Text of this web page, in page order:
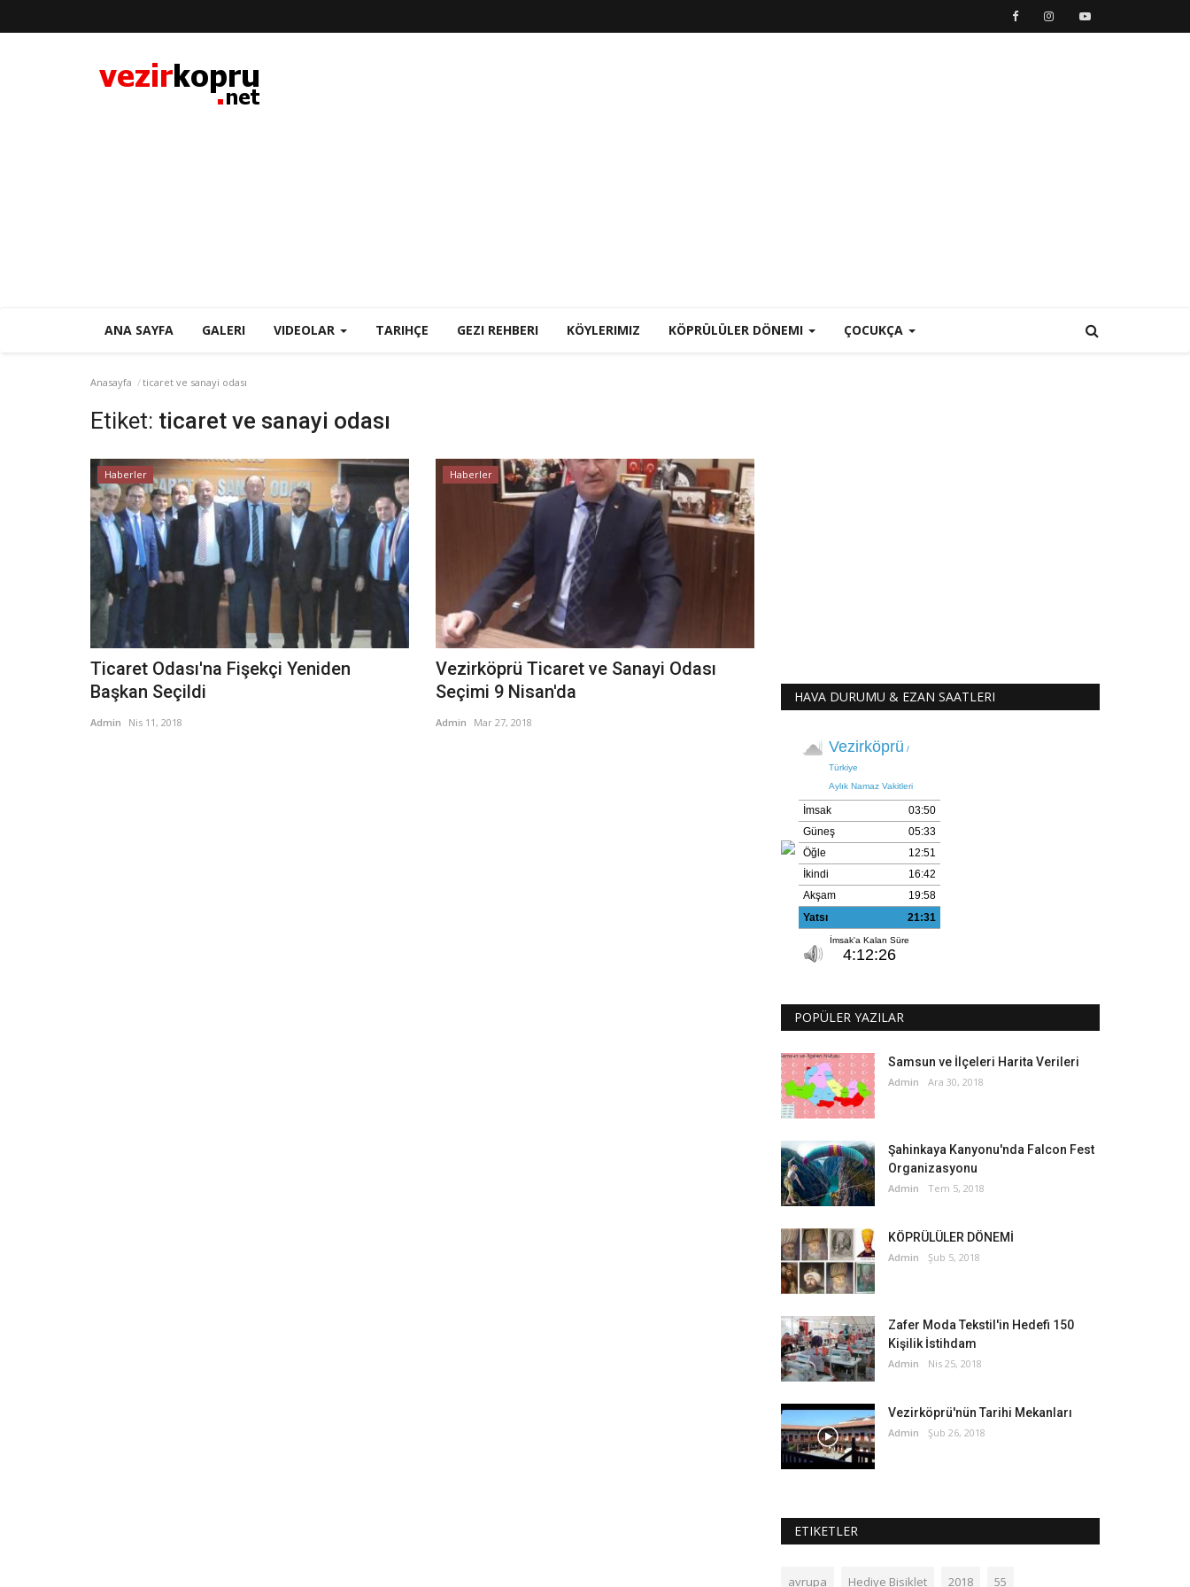
ANA SAYFA GALERI VIDEOLAR TARIHÇE GEZI REHBERI KÖYLERIMIZ KÖPRÜLÜLER DÖNEMI ÇOCUKÇA
Anasayfa ticaret ve sanayi odası
Etiket: ticaret ve sanayi odası
Haberler
Ticaret Odası'na Fişekçi Yeniden
Başkan Seçildi
Admin Nis 11, 2018
Haberler
Vezirköprü Ticaret ve Sanayi Odası
Seçimi 9 Nisan'da
Admin Mar 27, 2018
HAVA DURUMU & EZAN SAATLERI
POPÜLER YAZILAR
Samsun ve İlçeleri Harita Verileri
Admin Ara 30, 2018
Şahinkaya Kanyonu'nda Falcon Fest
Organizasyonu
Admin Tem 5, 2018
KÖPRÜLÜLER DÖNEMİ
Admin Şub 5, 2018
Zafer Moda Tekstil'in Hedefi 150
Kişilik İstihdam
Admin Nis 25, 2018
Vezirköprü'nün Tarihi Mekanları
Admin Şub 26, 2018
ETIKETLER
avrupa Hediye Bisiklet 2018 55